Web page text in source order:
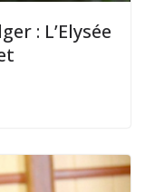
: L’Elysée